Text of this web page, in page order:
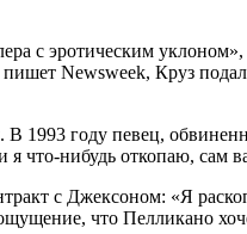
с эротическим
Newsweek, Круз
1993 году певец,
я что-нибудь откопаю, сам
с Джексоном: «Я
что Пелликано